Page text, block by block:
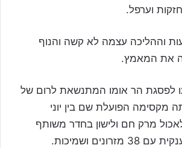
וערפל.
ההליכה 3 שעות וההליכה עצמה לא קשה והנוף
את המאמץ.
תגיעו לפסגת הר אומו המתנשאת לרום של
מקסימה הפועלת שם בין יוני
מרק חם ולישון בחדר משותף
ושמיכות.